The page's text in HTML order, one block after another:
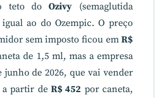
teto doOzivy (semaglutida
ao do Ozempic. O preço
sem imposto ficou em R$
de 1,5 ml, mas a empresa
de 2026, que vai vender
a partir de R$ 452 por caneta,